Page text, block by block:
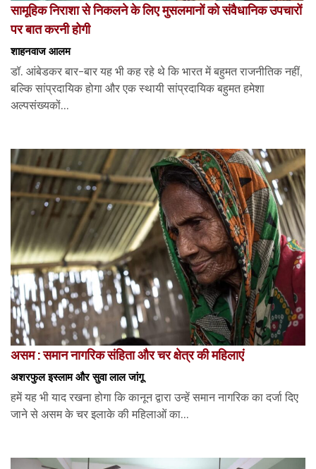
सामूहिक निराशा से निकलने के लिए मुसलमानों को संवैधानिक उपचारों
पर बात करनी होगी
शाहनवाज आलम
डॉ. आंबेडकर बार-बार यह भी कह रहे थे कि भारत में बहुमत राजनीतिक नहीं,
बल्कि सांप्रदायिक होगा और एक स्थायी सांप्रदायिक बहुमत हमेशा
अल्पसंख्यकों...
असम : समान नागरिक संहिता और चर क्षेत्र की महिलाएं
अशरफुल इस्लाम और सुवा लाल जांगू
हमें यह भी याद रखना होगा कि कानून द्वारा उन्हें समान नागरिक का दर्जा दिए
जाने से असम के चर इलाके की महिलाओं का...